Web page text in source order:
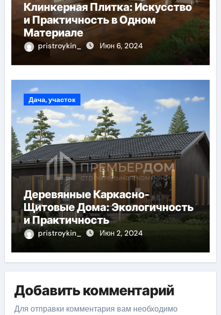
Клинкерная Плитка: Искусство
и Практичность в Одном
Материале
pristroykin_ Июн 6, 2024
Дача, участок
Деревянные Каркасно-
Щитовые Дома: Экологичность
и Практичность
pristroykin_ Июн 2, 2024
Добавить комментарий
Для отправки комментария вам необходимо